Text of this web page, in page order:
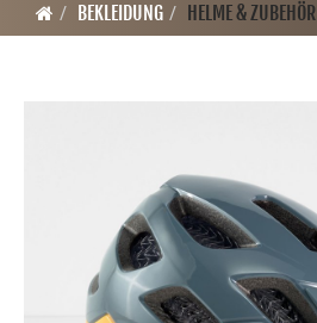
BEKLEIDUNG HELME & ZUBEHÖR